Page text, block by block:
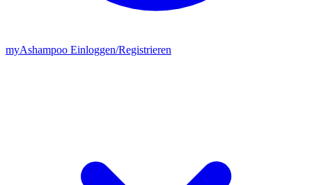
myAshampoo Einloggen/Registrieren